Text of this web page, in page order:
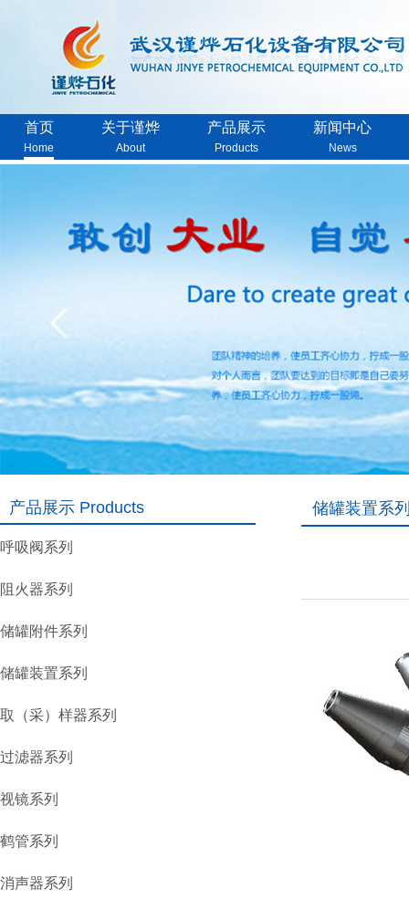
首页
Home
关于谨烨
About
产品展示
Products
新闻中心
News
产品展示 Products
呼吸阀系列
阻火器系列
储罐附件系列
储罐装置系列
取（采）样器系列
过滤器系列
视镜系列
鹤管系列
消声器系列
储罐装置系